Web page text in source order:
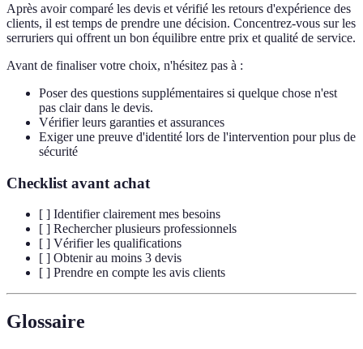
Après avoir comparé les devis et vérifié les retours d'expérience des
clients, il est temps de prendre une décision. Concentrez-vous sur les
serruriers qui offrent un bon équilibre entre prix et qualité de service.
Avant de finaliser votre choix, n'hésitez pas à :
Poser des questions supplémentaires si quelque chose n'est
pas clair dans le devis.
Vérifier leurs garanties et assurances
Exiger une preuve d'identité lors de l'intervention pour plus de
sécurité
Checklist avant achat
[ ] Identifier clairement mes besoins
[ ] Rechercher plusieurs professionnels
[ ] Vérifier les qualifications
[ ] Obtenir au moins 3 devis
[ ] Prendre en compte les avis clients
Glossaire